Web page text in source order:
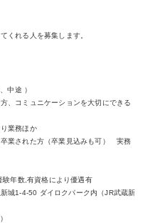
くれる人を募集します。
中途 ）
、コミュニケーションを大切にできる
業務ほか
業された方（卒業見込みも可） 実務
験年数,有資格により優遇有
1-4-50 ダイロクパーク内（JR武蔵新